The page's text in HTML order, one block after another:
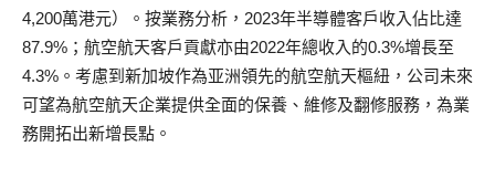
4,200萬港元）。按業務分析，2023年半導體客戶收入佔比達
87.9%；航空航天客戶貢獻亦由2022年總收入的0.3%增長至
4.3%。考慮到新加坡作為亚洲領先的航空航天樞紐，公司未來
可望為航空航天企業提供全面的保養、維修及翻修服務，為業
務開拓出新增長點。